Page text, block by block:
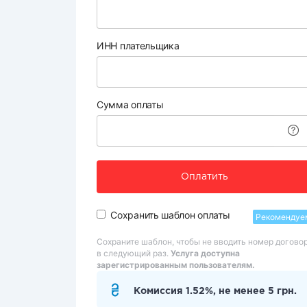
ИНН плательщика
Сумма оплаты
Оплатить
Сохранить шаблон оплаты
Сохраните шаблон, чтобы не вводить номер
в следующий раз. Услуга доступна
зарегистрированным пользователям.
Комиссия 1.52%, не менее 5 грн.